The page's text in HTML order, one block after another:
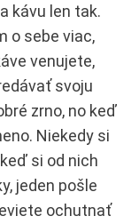
kávu len tak.
o sebe viac,
venujete,
svoju
zrno, no keď
Niekedy si
si od nich
jeden pošle
ochutnať